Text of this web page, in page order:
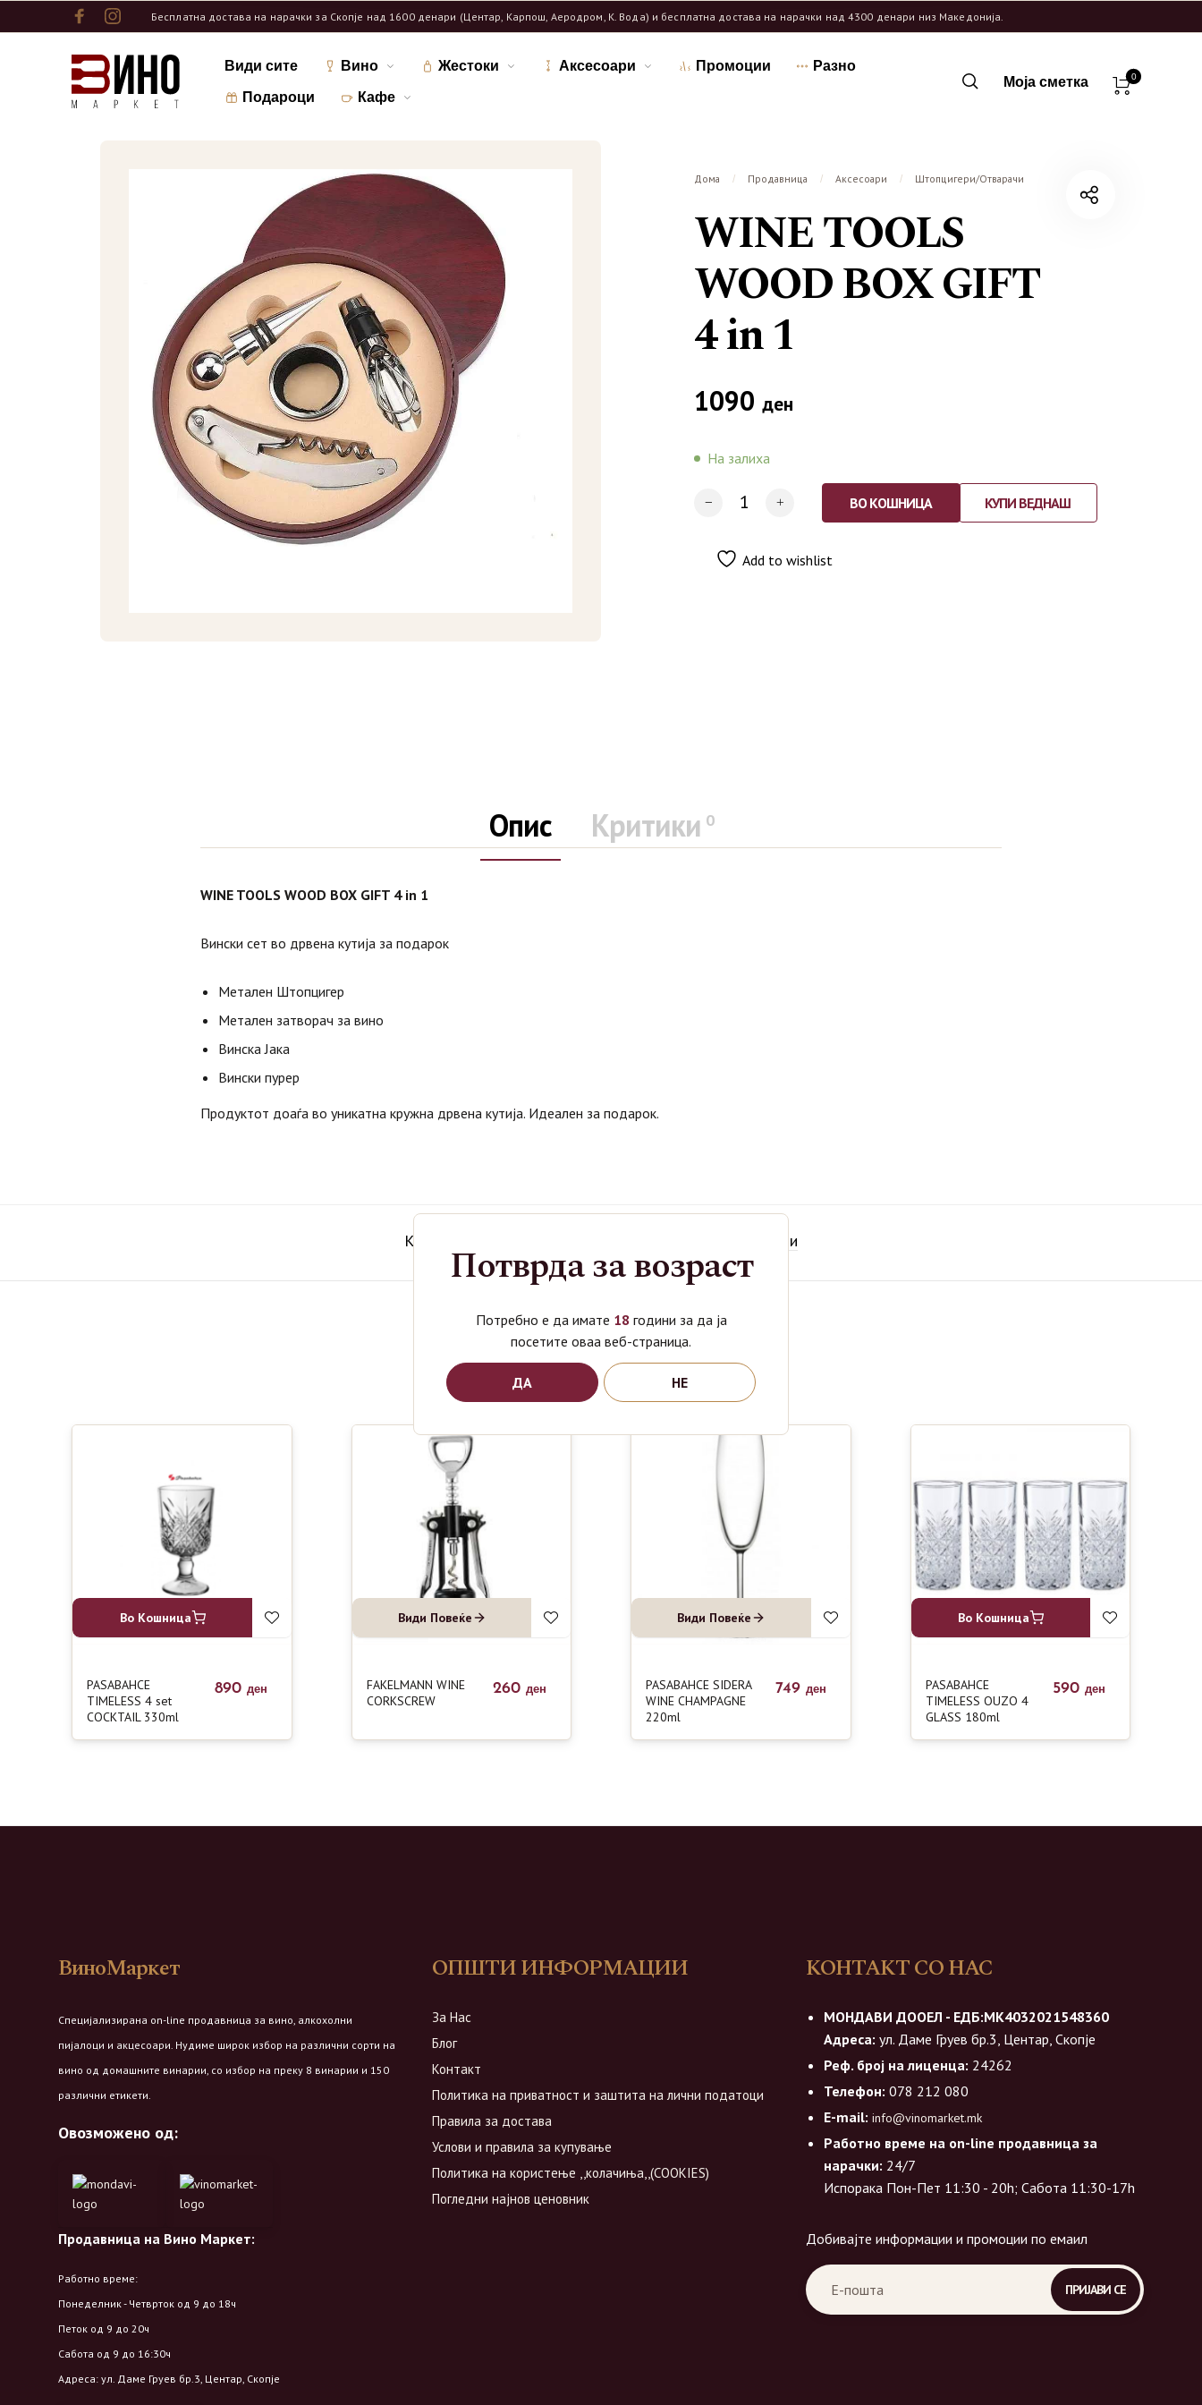
Бесплатна достава на нарачки за Скопје над 1600 денари (Центар, Карпош, Аеродром, К. Вода) и бесплатна достава на нарачки над 4300 денари низ Македонија.
Види сите Вино Жестоки Аксесоари Промоции Разно
Подароци Кафе
Моја сметка 0
Дома / Продавница / Аксесоари / Штопцигери/Отварачи
WINE TOOLS
WOOD BOX GIFT
4 in 1
1090 ден
На залиха
ВО КОШНИЦА КУПИ ВЕДНАШ
Add to wishlist
Опис Критики 0
WINE TOOLS WOOD BOX GIFT 4 in 1
Вински сет во дрвена кутија за подарок
Метален Штопцигер
Метален затворач за вино
Винска Јака
Вински пурер
Продуктот доаѓа во уникатна кружна дрвена кутија. Идеален за подарок.
Категории Штопцигери/Отварачи
Поврзани производи
Во Кошница
PASABAHCE
TIMELESS 4 set
COCKTAIL 330ml
890 ден
Види Повеќе
FAKELMANN WINE
CORKSCREW
260 ден
Види Повеќе
PASABAHCE SIDERA
WINE CHAMPAGNE
220ml
749 ден
Во Кошница
PASABAHCE
TIMELESS OUZO 4
GLASS 180ml
590 ден
ВиноМаркет
Специјализирана on-line продавница за вино, алкохолни
пијалоци и акцесоари. Нудиме широк избор на различни сорти на
вино од домашните винарии, со избор на преку 8 винарии и 150
различни етикети.
Овозможено од:
Продавница на Вино Маркет:
Работно време:
Понеделник - Четврток од 9 до 18ч
Петок од 9 до 20ч
Сабота од 9 до 16:30ч
Адреса: ул. Даме Груев бр.3, Центар, Скопје
ОПШТИ ИНФОРМАЦИИ
За Нас
Блог
Контакт
Политика на приватност и заштита на лични податоци
Правила за достава
Услови и правила за купување
Политика на користење ,,колачиња,,(COOKIES)
Погледни најнов ценовник
КОНТАКТ СО НАС
МОНДАВИ ДООЕЛ - ЕДБ:МК4032021548360
Адреса: ул. Даме Груев бр.3, Центар, Скопје
Реф. број на лиценца: 24262
Телефон: 078 212 080
E-mail: info@vinomarket.mk
Работно време на on-line продавница за
нарачки: 24/7
Испорака Пон-Пет 11:30 - 20h; Сабота 11:30-17h
Добивајте информации и промоции по емаил
Потврда за возраст
Потребно е да имате 18 години за да ја
посетите оваа веб-страница.
ДА НЕ